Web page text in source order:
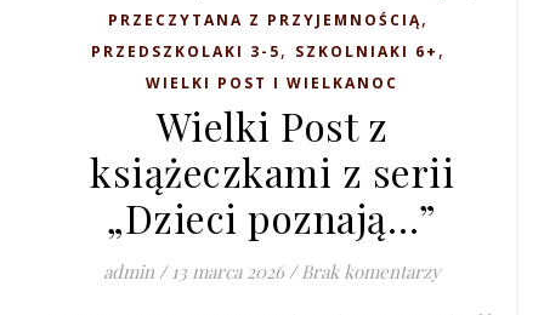
PRZECZYTANA Z PRZYJEMNOŚCIĄ,
PRZEDSZKOLAKI 3-5, SZKOLNIAKI 6+ ,
WIELKI POST I WIELKANOC
Wielki Post z
książeczkami z serii
„Dzieci poznają…”
admin / 13 marca 2026 / Brak komentarzy